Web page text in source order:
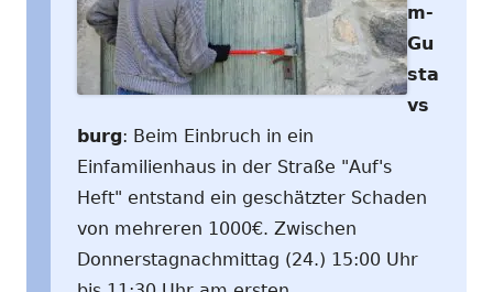
m-
Gu
sta
vs
burg: Beim Einbruch in ein
Einfamilienhaus in der Straße "Auf's
Heft" entstand ein geschätzter Schaden
von mehreren 1000€. Zwischen
Donnerstagnachmittag (24.) 15:00 Uhr